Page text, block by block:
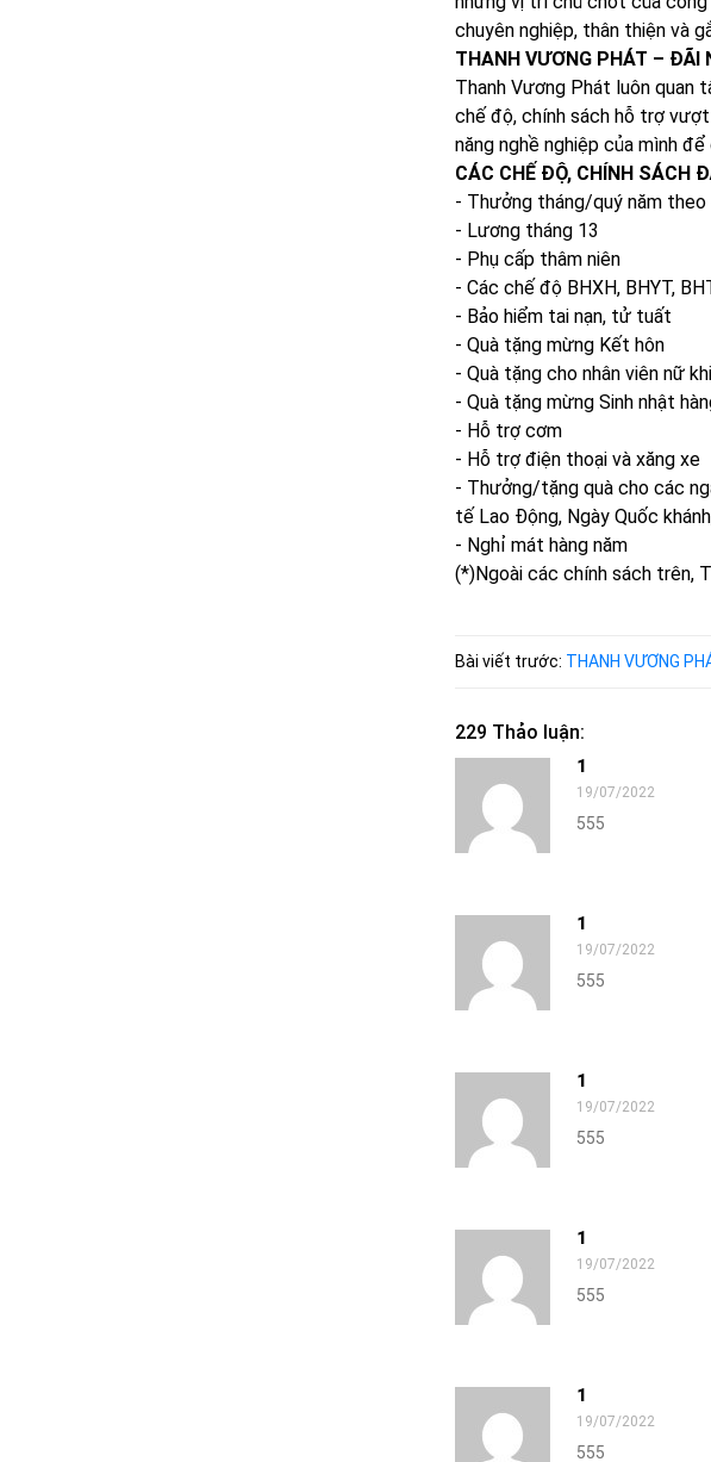
chuyên nghiệp, thân thiện và
THANH VƯƠNG PHÁT – ĐÃI
Thanh Vương Phát luôn quan
chế độ, chính sách hỗ trợ
năng nghề nghiệp của mình
CÁC CHẾ ĐỘ, CHÍNH SÁCH
- Thưởng tháng/quý năm theo
- Lương tháng 13
- Phụ cấp thâm niên
- Các chế độ BHXH, BHYT,
- Bảo hiểm tai nạn, tử tuất
- Quà tặng mừng Kết hôn
- Quà tặng cho nhân viên nữ
- Quà tặng mừng Sinh nhật
- Hỗ trợ cơm
- Hỗ trợ điện thoại và xăng xe
- Thưởng/tặng quà cho các
tế Lao Động, Ngày Quốc
- Nghỉ mát hàng năm
(*)Ngoài các chính sách trên,
Bài viết trước: THANH VƯƠNG
229 Thảo luận:
1
19/07/2022
555
1
19/07/2022
555
1
19/07/2022
555
1
19/07/2022
555
1
19/07/2022
555